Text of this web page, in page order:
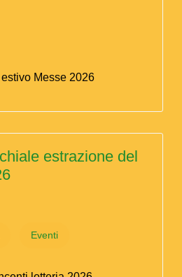
estrazione del
Eventi